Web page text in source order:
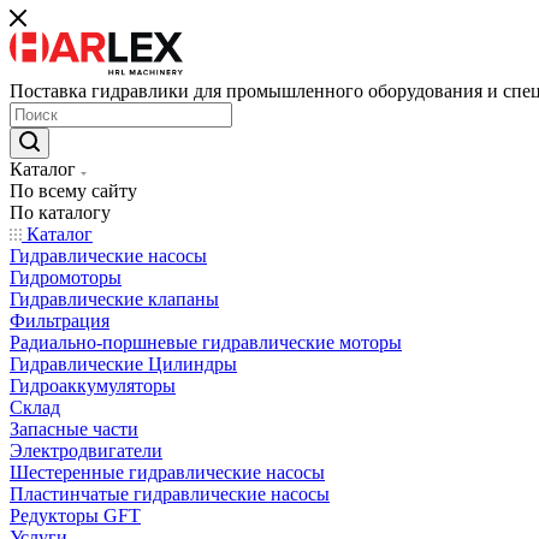
Поставка гидравлики для промышленного оборудования и
Каталог
По всему сайту
По каталогу
Каталог
Гидравлические насосы
Гидромоторы
Гидравлические клапаны
Фильтрация
Радиально-поршневые гидравлические моторы
Гидравлические Цилиндры
Гидроаккумуляторы
Склад
Запасные части
Электродвигатели
Шестеренные гидравлические насосы
Пластинчатые гидравлические насосы
Редукторы GFT